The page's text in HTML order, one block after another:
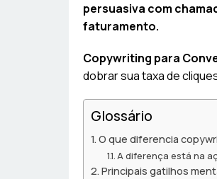
persuasiva com
faturamento.
Copywriting para
dobrar sua taxa de
Glossário
O que diferencia
A diferença está na
Principais gatilhos